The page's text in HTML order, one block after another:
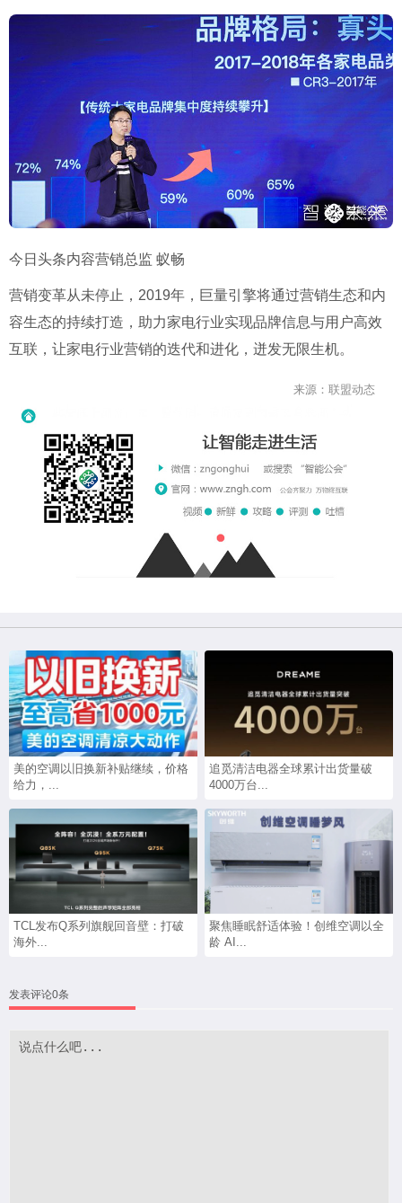
今日头条内容营销总监 蚁畅
营销变革从未停止，2019年，巨量引擎将通过营销生态和内
容生态的持续打造，助力家电行业实现品牌信息与用户高效
互联，让家电行业营销的迭代和进化，迸发无限生机。
来源：联盟动态
美的空调以旧换新补贴继续，价格
给力，...
追觅清洁电器全球累计出货量破
4000万台...
TCL发布Q系列旗舰回音壁：打破
海外...
聚焦睡眠舒适体验！创维空调以全
龄 AI...
发表评论0条